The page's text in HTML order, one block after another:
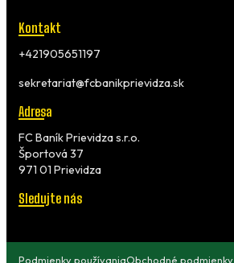
Kontakt
+421905651197
sekretariat@fcbanikprievidza.sk
Adresa
FC Baník Prievidza s.r.o.
Športová 37
971 01 Prievidza
Sledujte nás
Podmienky používaniaObchodné podmienky